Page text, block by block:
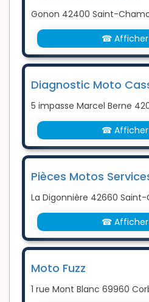
Gonon 42400 Saint-
☎ Afficher
Diagnostic Moto
5 impasse Marcel Berne
☎ Afficher
Pièces Motos
La Digonnière 42660
☎ Afficher
Moto Fuzz
1 rue Mont Blanc 69960